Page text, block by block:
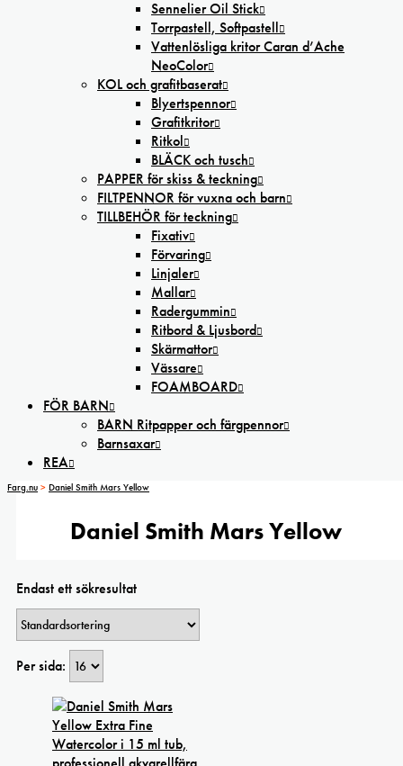
Sennelier Oil Stick
Torrpastell, Softpastell
Vattenlösliga kritor Caran d’Ache
NeoColor
KOL och grafitbaserat
Blyertspennor
Grafitkritor
Ritkol
BLÄCK och tusch
PAPPER för skiss & teckning
FILTPENNOR för vuxna och barn
TILLBEHÖR för teckning
Fixativ
Förvaring
Linjaler
Mallar
Radergummin
Ritbord & Ljusbord
Skärmattor
Vässare
FOAMBOARD
FÖR BARN
BARN Ritpapper och färgpennor
Barnsaxar
REA
Farg.nu > Daniel Smith Mars Yellow
Daniel Smith Mars Yellow
Endast ett sökresultat
Per sida: